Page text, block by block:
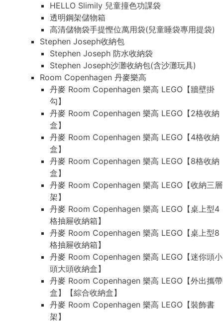
HELLO Slimily 兒童撞色功課袋
透明鋼架儲物箱
高清儲物袋手提慳位萬用袋(兒童睡袋專用提袋)
Stephen Joseph收納包
Stephen Joseph 防水收納袋
Stephen Joseph沙灘收納包(含沙灘玩具)
Room Copenhagen 丹麥樂高
丹麥 Room Copenhagen 樂高 LEGO【牆壁掛
勾】
丹麥 Room Copenhagen 樂高 LEGO【2格收納
盒】
丹麥 Room Copenhagen 樂高 LEGO【4格收納
盒】
丹麥 Room Copenhagen 樂高 LEGO【8格收納
盒】
丹麥 Room Copenhagen 樂高 LEGO【收納三層
架】
丹麥 Room Copenhagen 樂高 LEGO【桌上型4
格抽屜收納箱】
丹麥 Room Copenhagen 樂高 LEGO【桌上型8
格抽屜收納箱】
丹麥 Room Copenhagen 樂高 LEGO【迷你頭小
頭大頭收納盒】
丹麥 Room Copenhagen 樂高 LEGO【外出攜帶
盒】【綜合收納盒】
丹麥 Room Copenhagen 樂高 LEGO【裝飾書
架】